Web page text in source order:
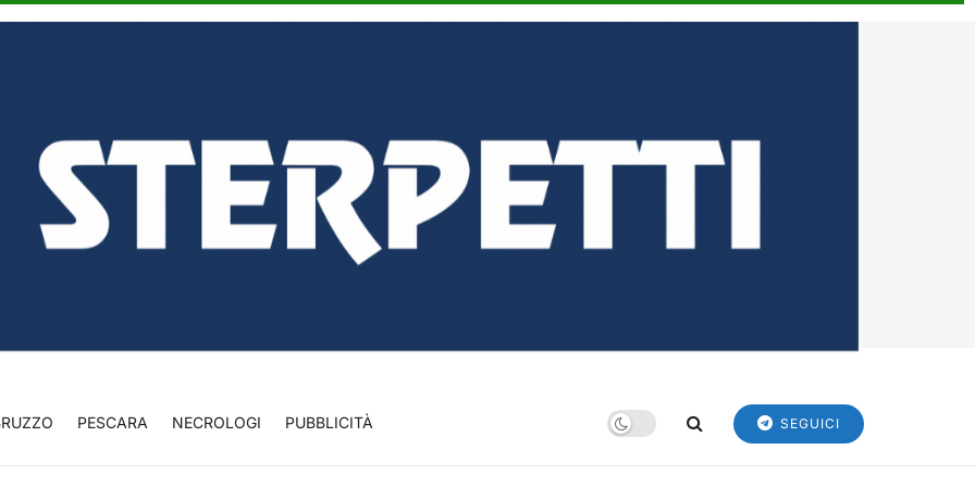
PESCARA NECROLOGI PUBBLICITÀ SEGUICI